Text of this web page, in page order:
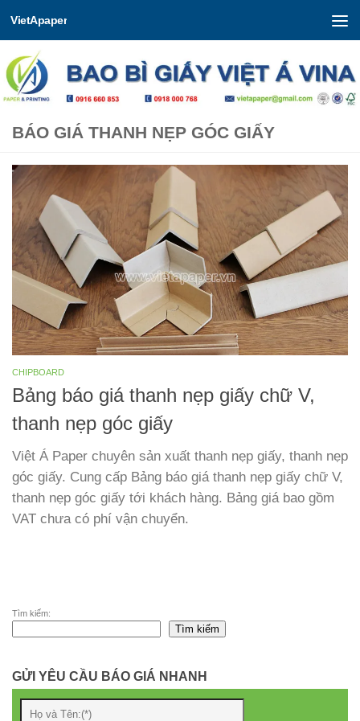
Skip to content
VietApaper
BÁO GIÁ THANH NẸP GÓC GIẤY
CHIPBOARD
Bảng báo giá thanh nẹp giấy chữ V,
thanh nẹp góc giấy
Việt Á Paper chuyên sản xuất thanh nẹp giấy, thanh nẹp
góc giấy. Cung cấp Bảng báo giá thanh nẹp giấy chữ V,
thanh nẹp góc giấy tới khách hàng. Bảng giá bao gồm
VAT chưa có phí vận chuyển.
Tìm kiếm:
Tìm kiếm
GỬI YÊU CẦU BÁO GIÁ NHANH